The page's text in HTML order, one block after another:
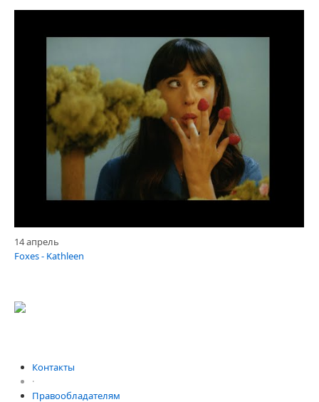
14 апрель
Foxes - Kathleen
Контакты
·
Правообладателям